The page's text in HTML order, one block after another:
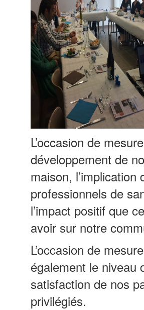
L’occasion de
développement de
maison, l’implication
professionnels de
l’impact positif que
avoir sur notre
L’occasion de
également le niveau
satisfaction de nos
privilégiés.